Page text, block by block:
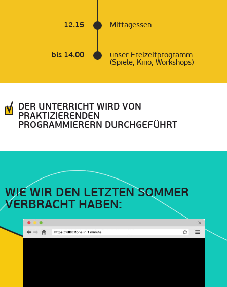
12.15 Mittagessen
bis 14.00
unser Freizeitprogramm
(Spiele, Kino, Workshops)
DER UNTERRICHT WIRD VON
PRAKTIZIERENDEN
PROGRAMMIERERN DURCHGEFÜHRT
WIE WIR DEN LETZTEN SOMMER
VERBRACHT HABEN: